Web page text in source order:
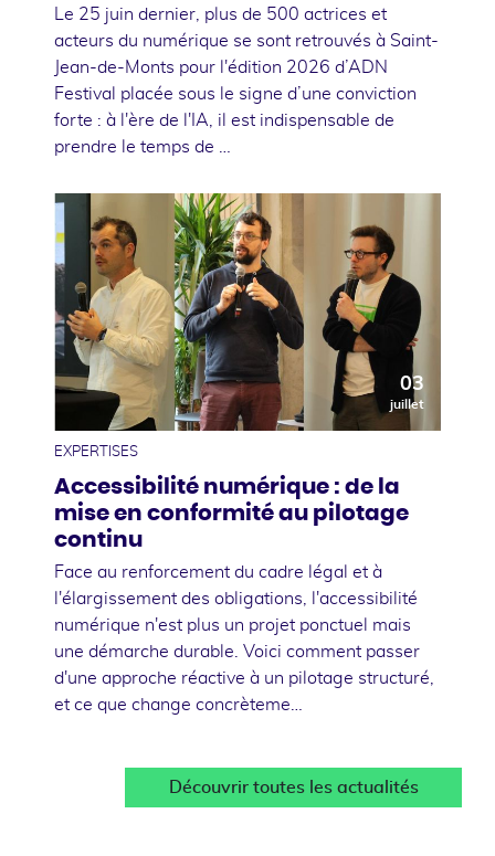
Le 25 juin dernier, plus de 500 actrices et
acteurs du numérique se sont retrouvés à Saint-
Jean-de-Monts pour l'édition 2026 d’ADN
Festival placée sous le signe d’une conviction
forte : à l'ère de l'IA, il est indispensable de
prendre le temps de …
03
juillet
EXPERTISES
Accessibilité numérique : de la
mise en conformité au pilotage
continu
Face au renforcement du cadre légal et à
l'élargissement des obligations, l'accessibilité
numérique n'est plus un projet ponctuel mais
une démarche durable. Voici comment passer
d'une approche réactive à un pilotage structuré,
et ce que change concrèteme…
Découvrir toutes les actualités